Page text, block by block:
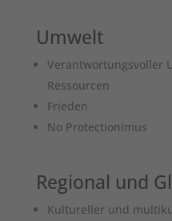
Umwelt
Verantwortungsvoller
Ressourcen
Frieden
No Protectionimus
Regional und
Kultureller und